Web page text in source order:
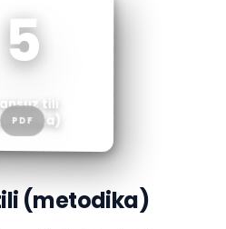
5
tili
PDF
(metodika)